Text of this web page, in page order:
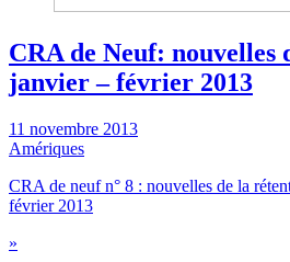
CRA de Neuf: nouvelles
janvier – février 2013
11 novembre 2013
Amériques
CRA de neuf n° 8 : nouvelles de la
février 2013
»